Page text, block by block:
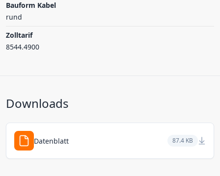
Bauform Kabel
rund
Zolltarif
8544.4900
Downloads
Datenblatt 87.4 KB